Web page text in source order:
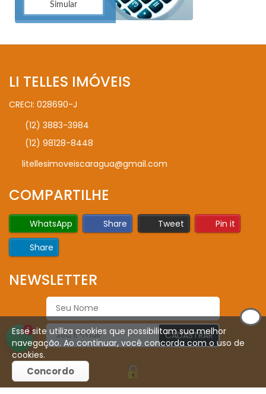
Simular
LI TELLES IMÓVEIS
CRECI: 028690-J
(12) 3883-3984
(12) 98128-8448
litellesimoveiscaragua@gmail.com
COMPARTILHE
WhatsApp Share Tweet
Pin it
Share
NEWSLETTER
CADASTRAR
1
Esse site utiliza cookies que possibilitam sua melhor
navegação. Ao continuar, você concorda com o uso de
cookies.
Concordo